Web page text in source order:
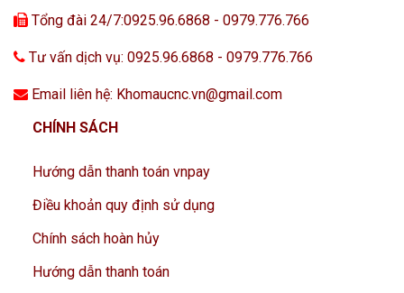
Tổng đài 24/7:0925.96.6868 - 0979.776.766
Tư vấn dịch vụ: 0925.96.6868 - 0979.776.766
Email liên hệ: Khomaucnc.vn@gmail.com
CHÍNH SÁCH
Hướng dẫn thanh toán vnpay
Điều khoản quy định sử dụng
Chính sách hoàn hủy
Hướng dẫn thanh toán